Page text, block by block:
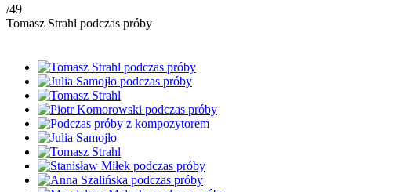
/49
Tomasz Strahl podczas próby